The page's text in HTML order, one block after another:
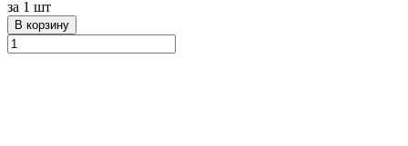
за 1 шт
В корзину